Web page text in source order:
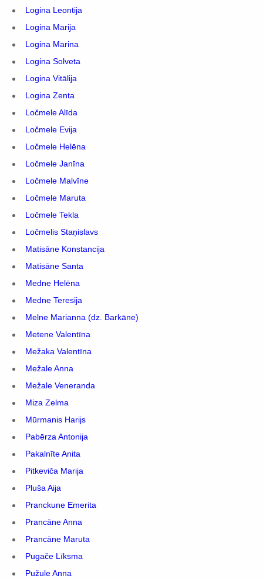
Logina Leontija
Logina Marija
Logina Marina
Logina Solveta
Logina Vitālija
Logina Zenta
Ločmele Alīda
Ločmele Evija
Ločmele Helēna
Ločmele Janīna
Ločmele Malvīne
Ločmele Maruta
Ločmele Tekla
Ločmelis Staņislavs
Matisāne Konstancija
Matisāne Santa
Medne Helēna
Medne Teresija
Melne Marianna (dz. Barkāne)
Metene Valentīna
Mežaka Valentīna
Mežale Anna
Mežale Veneranda
Miza Zelma
Mūrmanis Harijs
Pabērza Antonija
Pakalnīte Anita
Pitkeviča Marija
Pluša Aija
Pranckune Emerita
Prancāne Anna
Prancāne Maruta
Pugače Līksma
Pužule Anna